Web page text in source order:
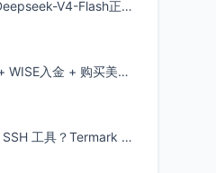
七牛云已经能用上Deepseek-V4-Flash正式版了，点此领取300万Token
美国第一证券开户 + WISE入金 + 购买美股全流程分享
还在用老式 SSH 工具？Termark 新一代跨平台智能SSH客户端了解一下